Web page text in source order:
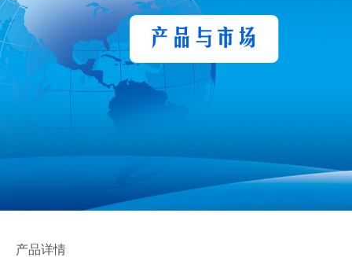
产品详情